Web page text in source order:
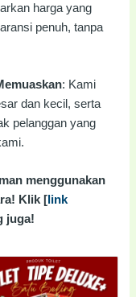
harga yang
penuh, tanpa
: Kami
dan kecil, serta
pelanggan yang
menggunakan
Klik [ link
juga!